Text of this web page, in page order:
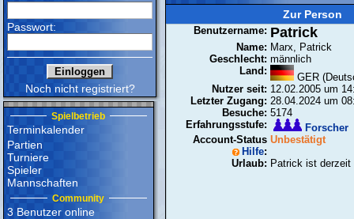
Passwort:
Noch nicht registriert?
Spielbetrieb
Terminkalender
Partien
Turniere
Spieler
Mannschaften
Community
3 Benutzer online
Zur Person
Benutzername: Patrick
Name: Marx, Patrick
Geschlecht: männlich
Land:
GER
Nutzer seit: 12.02.2005 um
Letzter Zugang: 28.04.2024 um
Besuche: 5174
Erfahrungsstufe:
Forscher
Account-Status
Hilfe:
Unbestätigt
Urlaub: Patrick ist